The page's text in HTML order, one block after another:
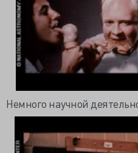
Немного научной